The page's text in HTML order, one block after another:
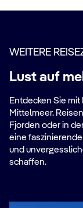
WEITERE
Lust auf
Entdecken Sie
Mittelmeer.
Fjorden oder in
eine
und
schaffen.